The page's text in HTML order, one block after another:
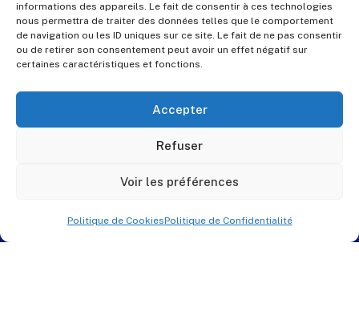
informations des appareils. Le fait de consentir à ces technologies
nous permettra de traiter des données telles que le comportement
de navigation ou les ID uniques sur ce site. Le fait de ne pas consentir
ou de retirer son consentement peut avoir un effet négatif sur
certaines caractéristiques et fonctions.
Accepter
Refuser
Voir les préférences
Politique de CookiesPolitique de Confidentialité